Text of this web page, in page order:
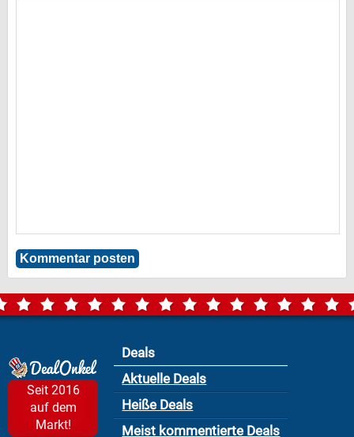
Seit 2016
auf dem
Markt!
Deals
Aktuelle Deals
Heiße Deals
Meist kommentierte Deals